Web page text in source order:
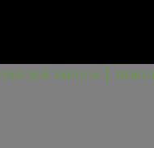
TABUĽA